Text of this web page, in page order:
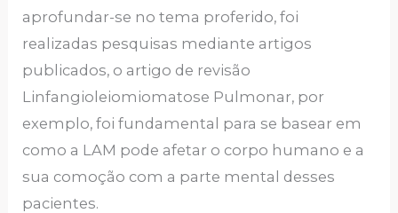
aprofundar-se no tema proferido, foi
realizadas pesquisas mediante artigos
publicados, o artigo de revisão
Linfangioleiomiomatose Pulmonar, por
exemplo, foi fundamental para se basear em
como a LAM pode afetar o corpo humano e a
sua comoção com a parte mental desses
pacientes.